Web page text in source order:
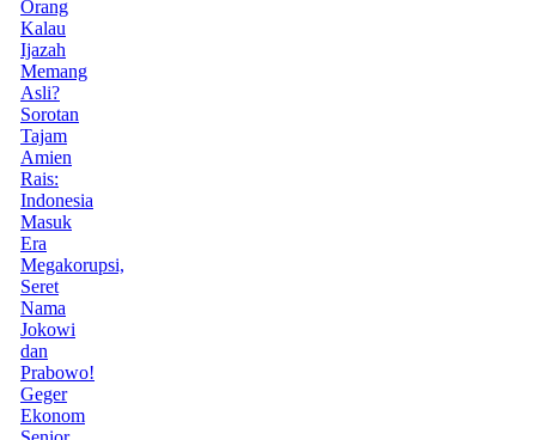
Orang
Kalau
Ijazah
Memang
Asli?
Sorotan
Tajam
Amien
Rais:
Indonesia
Masuk
Era
Megakorupsi,
Seret
Nama
Jokowi
dan
Prabowo!
Geger
Ekonom